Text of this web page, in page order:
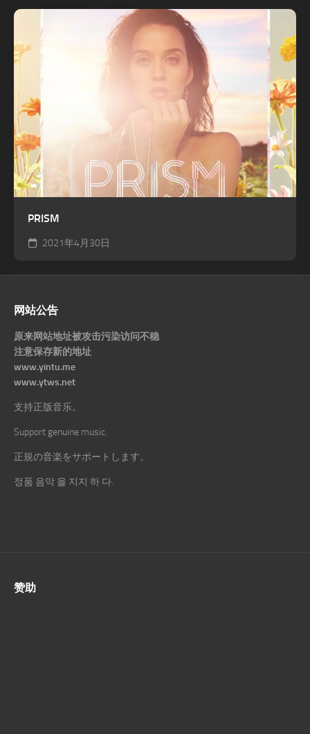
PRISM
2021年4月30日
网站公告
原来网站地址被攻击污染访问不稳
注意保存新的地址
www.yintu.me
www.ytws.net
支持正版音乐。
Support genuine music.
正規の音楽をサポートします。
정품 음악 을 지지 하 다.
赞助